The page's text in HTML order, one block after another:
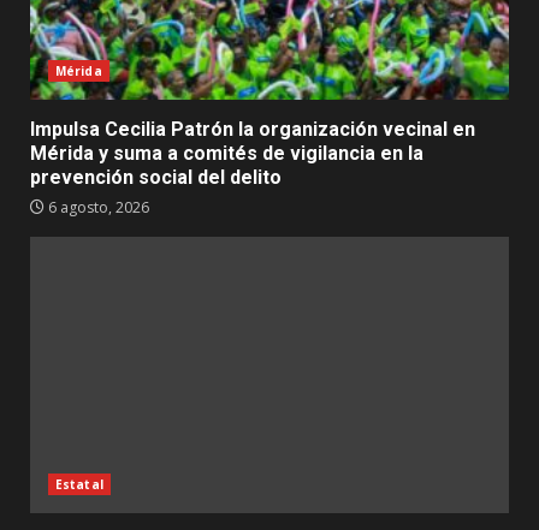
Mérida
Impulsa Cecilia Patrón la organización vecinal en
Mérida y suma a comités de vigilancia en la
prevención social del delito
6 agosto, 2026
Estatal